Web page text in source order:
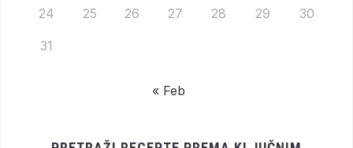
24 25 26 27 28 29 30
31
« Feb